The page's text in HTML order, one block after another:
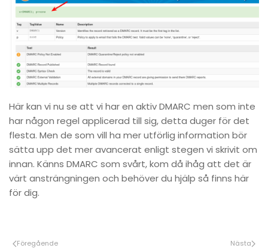
Här kan vi nu se att vi har en aktiv DMARC men som inte
har någon regel applicerad till sig, detta duger för det
flesta. Men de som vill ha mer utförlig information bör
sätta upp det mer avancerat enligt stegen vi skrivit om
innan. Känns DMARC som svårt, kom då ihåg att det är
värt ansträngningen och behöver du hjälp så finns här
för dig.
Föregående Nästa